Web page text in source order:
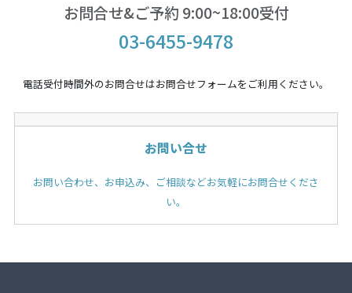
お問合せ&ご予約 9:00~18:00受付
03-6455-9478
電話受付時間外のお問合せはお問合せフォームをご利用ください。
お問い合せ
お問い合わせ、お申込み、ご相談などお気軽にお問合せくださ
い。